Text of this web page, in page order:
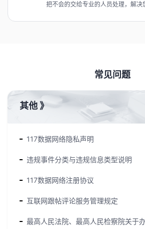
把不会的交给专业的人员处理，解决
常见问题
其他 》
117数据网络隐私声明
违规事件分类与违规信息类型说明
117数据网络注册协议
互联网跟帖评论服务管理规定
最高人民法院、最高人民检察院关于